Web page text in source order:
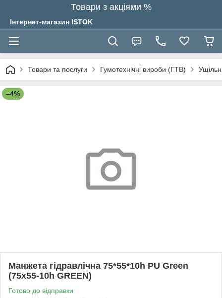
Товари з акціями %
Інтернет-магазин ISTOK
Товари та послуги Гумотехнічні вироби (ГТВ)
–4%
Манжета гідравлічна 75*55*10h PU Green
(75х55-10h GREEN)
Готово до відправки